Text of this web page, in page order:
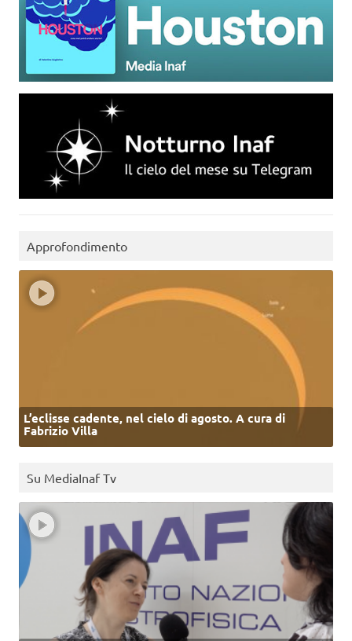
Approfondimento
L’eclisse cadente, nel cielo di agosto. A cura di
Fabrizio Villa
Su MediaInaf Tv